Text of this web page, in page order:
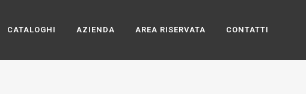
CATALOGHI AZIENDA AREA RISERVATA CONTATTI